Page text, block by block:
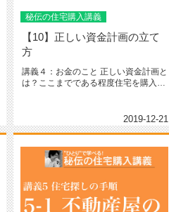
秘伝の住宅購入講義
【10】正しい資金計画の立て
方
講義４：お金のこと 正しい資金計画と
は？ここまでである程度住宅を購入す
2019-12-21